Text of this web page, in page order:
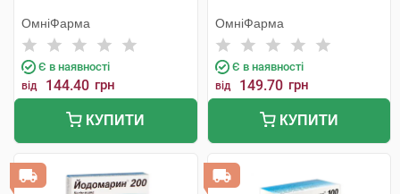
ОмніФарма
Є в наявності
від 144.40 грн
КУПИТИ
ОмніФарма
Є в наявності
від 149.70 грн
КУПИТИ